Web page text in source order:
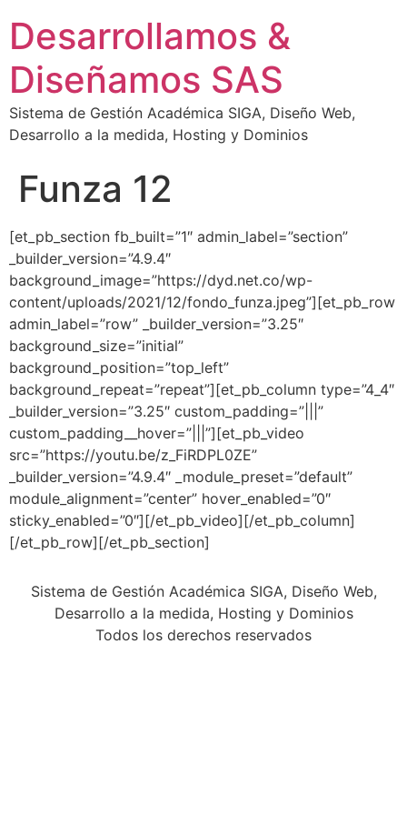
Desarrollamos &
Diseñamos SAS
Sistema de Gestión Académica SIGA, Diseño Web,
Desarrollo a la medida, Hosting y Dominios
Funza 12
[et_pb_section fb_built=”1″ admin_label=”section”
_builder_version=”4.9.4″
background_image=”https://dyd.net.co/wp-
content/uploads/2021/12/fondo_funza.jpeg”][et_pb_row
admin_label=”row” _builder_version=”3.25″
background_size=”initial”
background_position=”top_left”
background_repeat=”repeat”][et_pb_column type=”4_4″
_builder_version=”3.25″ custom_padding=”|||”
custom_padding__hover=”|||”][et_pb_video
src=”https://youtu.be/z_FiRDPL0ZE”
_builder_version=”4.9.4″ _module_preset=”default”
module_alignment=”center” hover_enabled=”0″
sticky_enabled=”0″][/et_pb_video][/et_pb_column]
[/et_pb_row][/et_pb_section]
Sistema de Gestión Académica SIGA, Diseño Web,
Desarrollo a la medida, Hosting y Dominios
Todos los derechos reservados